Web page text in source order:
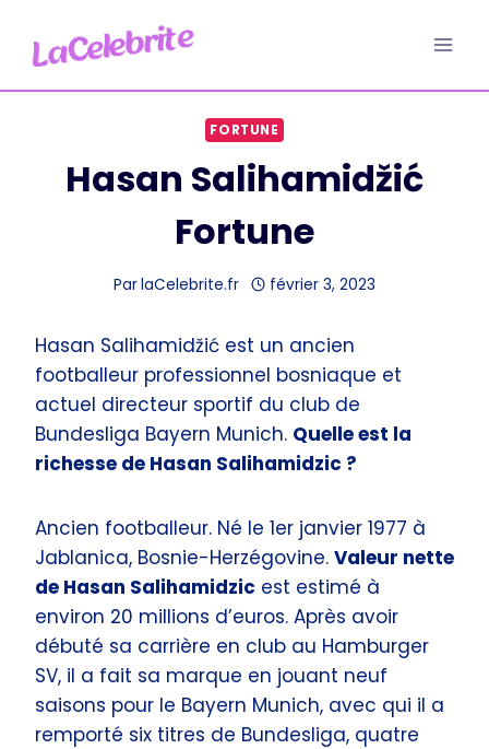
contenu
FORTUNE
Hasan Salihamidžić
Fortune
ParlaCelebrite.fr février 3, 2023
Hasan Salihamidžić est un ancien
footballeur professionnel bosniaque et
actuel directeur sportif du club de
Bundesliga Bayern Munich. Quelle est la
richesse de Hasan Salihamidzic ?
Ancien footballeur. Né le 1er janvier 1977 à
Jablanica, Bosnie-Herzégovine. Valeur nette
de Hasan Salihamidzic est estimé à
environ 20 millions d’euros. Après avoir
débuté sa carrière en club au Hamburger
SV, il a fait sa marque en jouant neuf
saisons pour le Bayern Munich, avec qui il a
remporté six titres de Bundesliga, quatre